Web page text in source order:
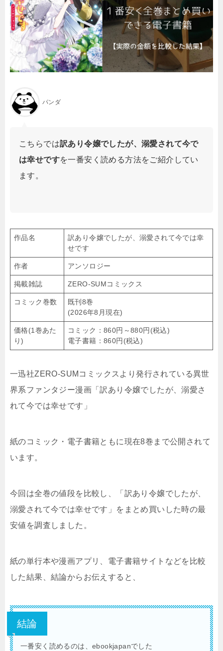
パンダ
こちらでは訳あり令嬢でしたが、溺愛されて今で
は幸せですを一番安く読める方法をご紹介してい
ます。
作品名
訳あり令嬢でしたが、溺愛されて今では幸
せです
作者 アンソロジー
掲載雑誌 ZERO-SUMコミックス
コミック巻数
既刊8巻
(2026年8月現在)
価格(1巻あた
り)
コミック：860円～880円(税込)
電子書籍：860円(税込)
一迅社ZERO-SUMコミックスより発行されている異世
界系ファンタジー漫画「訳あり令嬢でしたが、溺愛さ
れて今では幸せです」
紙のコミック・電子書籍ともに現在8巻まで公開されて
います。
今回は全巻の値段を比較し、「訳あり令嬢でしたが、
溺愛されて今では幸せです」をまとめ買いした時の最
安値を調査しました。
紙の単行本や漫画アプリ、電子書籍サイトなどを比較
した結果、結論からお伝えすると、
結論
一番安く読めるのは、ebookjapanでした